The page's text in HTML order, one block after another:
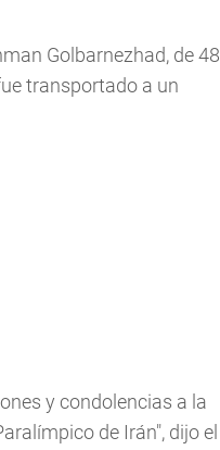
Golbarnezhad, de 48
transportado a un
y condolencias a la
de Irán", dijo el